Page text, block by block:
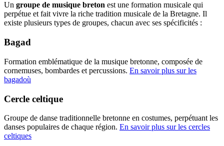
Un groupe de musique breton est une formation musicale qui
perpétue et fait vivre la riche tradition musicale de la Bretagne. Il
existe plusieurs types de groupes, chacun avec ses spécificités :
Bagad
Formation emblématique de la musique bretonne, composée de
cornemuses, bombardes et percussions. En savoir plus sur les
bagadoù
Cercle celtique
Groupe de danse traditionnelle bretonne en costumes, perpétuant les
danses populaires de chaque région. En savoir plus sur les cercles
celtiques